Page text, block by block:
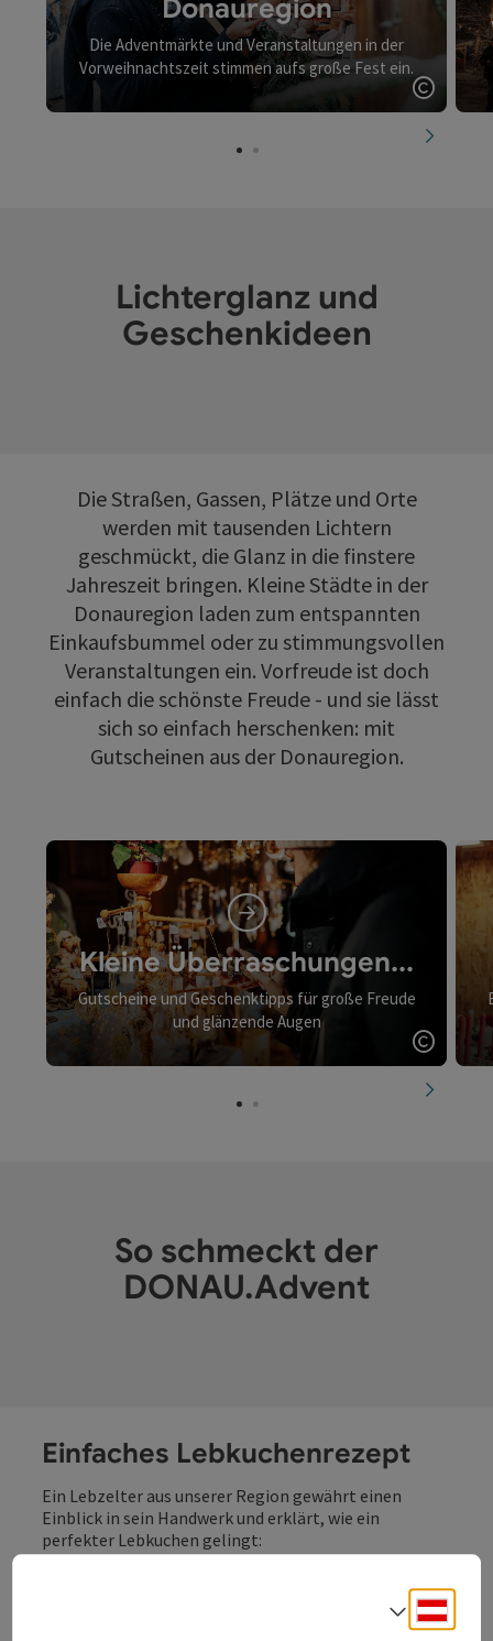
Donauregion
Die Adventmärkte und Veranstaltungen in der
Vorweihnachtszeit stimmen aufs große Fest ein.
Lichterglanz und
Geschenkideen
Die Straßen, Gassen, Plätze und Orte
werden mit tausenden Lichtern
geschmückt, die Glanz in die finstere
Jahreszeit bringen. Kleine Städte in der
Donauregion laden zum entspannten
Einkaufsbummel oder zu stimmungsvollen
Veranstaltungen ein. Vorfreude ist doch
einfach die schönste Freude - und sie lässt
sich so einfach herschenken: mit
Gutscheinen aus der Donauregion.
Kleine Überraschungen...
Gutscheine und Geschenktipps für große Freude
und glänzende Augen
So schmeckt der
DONAU.Advent
Einfaches Lebkuchenrezept
Ein Lebzelter aus unserer Region gewährt einen
Einblick in sein Handwerk und erklärt, wie ein
perfekter Lebkuchen gelingt: